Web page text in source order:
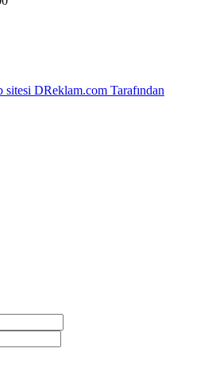
DReklam.com Tarafından